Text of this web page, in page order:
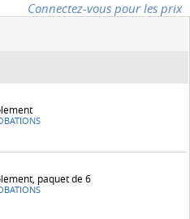
Connectez-vous pour les prix
paquet de 6